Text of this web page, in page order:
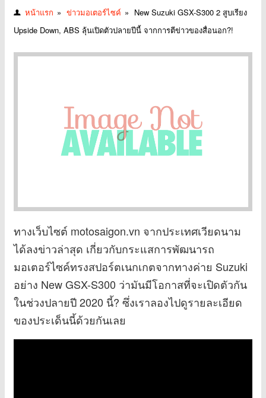
หน้าแรก » ข่าวมอเตอร์ไซค์ » New Suzuki GSX-S300 2 สูบเรียง
Upside Down, ABS ลุ้นเปิดตัวปลายปีนี้ จากการตีข่าวของสื่อนอก?!
ทางเว็บไซต์ motosaigon.vn จากประเทศเวียดนาม
ได้ลงข่าวล่าสุด เกี่ยวกับกระแสการพัฒนารถ
มอเตอร์ไซค์ทรงสปอร์ตเนกเกตจากทางค่าย Suzuki
อย่าง New GSX-S300 ว่ามันมีโอกาสที่จะเปิดตัวกัน
ในช่วงปลายปี 2020 นี้? ซึ่งเราลองไปดูรายละเอียด
ของประเด็นนี้ด้วยกันเลย